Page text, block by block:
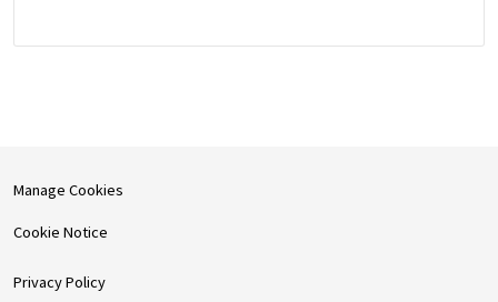
Manage Cookies
Cookie Notice
Privacy Policy